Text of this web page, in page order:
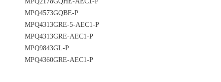
MPQ4573GQBE-P
MPQ4313GRE-5-AEC1-P
MPQ4313GRE-AEC1-P
MPQ9843GL-P
MPQ4360GRE-AEC1-P